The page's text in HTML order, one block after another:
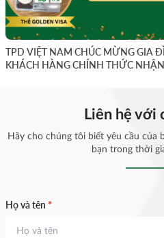
TPD VIỆT NAM CHÚC MỪNG GIA
KHÁCH HÀNG CHÍNH THỨC
Liên hệ với
Hãy cho chúng tôi biết yêu cầu của
bạn trong thời
Họ và tên *